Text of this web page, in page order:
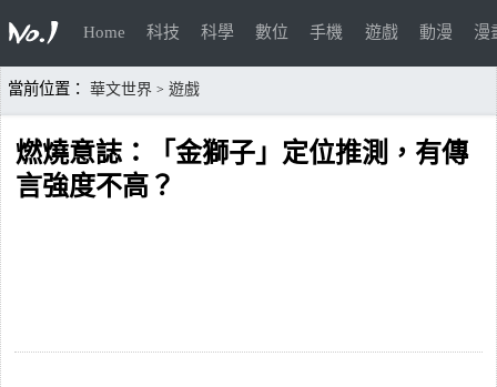
Home 科技 科學 數位 手機 遊戲 動漫 漫
當前位置： 華文世界 > 遊戲
燃燒意誌：「金獅子」定位推測，有傳
言強度不高？